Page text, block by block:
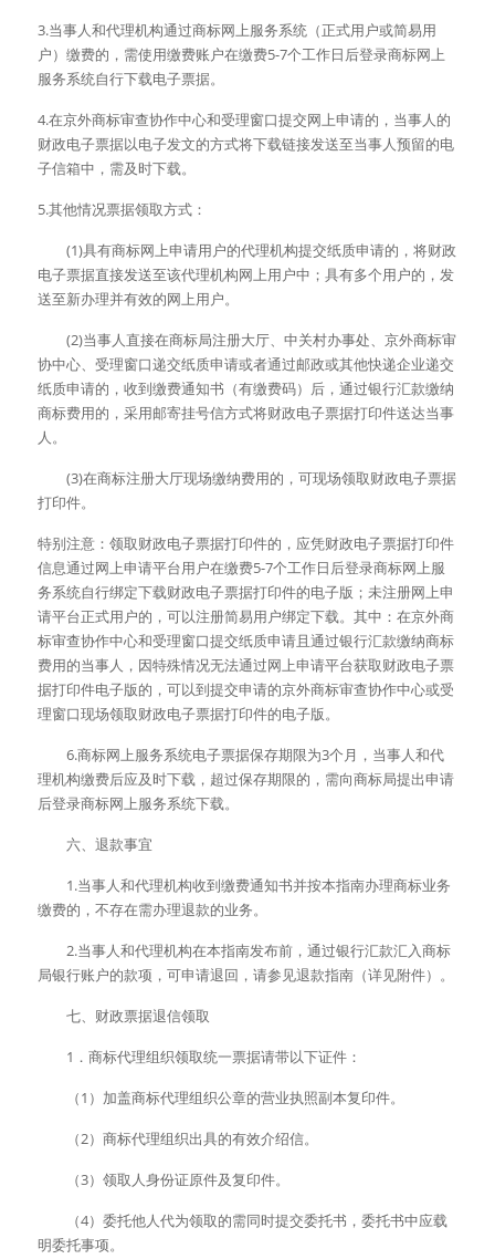
3.当事人和代理机构通过商标网上服务系统（正式用户或简易用
户）缴费的，需使用缴费账户在缴费5-7个工作日后登录商标网上
服务系统自行下载电子票据。
4.在京外商标审查协作中心和受理窗口提交网上申请的，当事人的
财政电子票据以电子发文的方式将下载链接发送至当事人预留的电
子信箱中，需及时下载。
5.其他情况票据领取方式：
(1)具有商标网上申请用户的代理机构提交纸质申请的，将财政
电子票据直接发送至该代理机构网上用户中；具有多个用户的，发
送至新办理并有效的网上用户。
(2)当事人直接在商标局注册大厅、中关村办事处、京外商标审
协中心、受理窗口递交纸质申请或者通过邮政或其他快递企业递交
纸质申请的，收到缴费通知书（有缴费码）后，通过银行汇款缴纳
商标费用的，采用邮寄挂号信方式将财政电子票据打印件送达当事
人。
(3)在商标注册大厅现场缴纳费用的，可现场领取财政电子票据
打印件。
特别注意：领取财政电子票据打印件的，应凭财政电子票据打印件
信息通过网上申请平台用户在缴费5-7个工作日后登录商标网上服
务系统自行绑定下载财政电子票据打印件的电子版；未注册网上申
请平台正式用户的，可以注册简易用户绑定下载。其中：在京外商
标审查协作中心和受理窗口提交纸质申请且通过银行汇款缴纳商标
费用的当事人，因特殊情况无法通过网上申请平台获取财政电子票
据打印件电子版的，可以到提交申请的京外商标审查协作中心或受
理窗口现场领取财政电子票据打印件的电子版。
6.商标网上服务系统电子票据保存期限为3个月，当事人和代
理机构缴费后应及时下载，超过保存期限的，需向商标局提出申请
后登录商标网上服务系统下载。
六、退款事宜
1.当事人和代理机构收到缴费通知书并按本指南办理商标业务
缴费的，不存在需办理退款的业务。
2.当事人和代理机构在本指南发布前，通过银行汇款汇入商标
局银行账户的款项，可申请退回，请参见退款指南（详见附件）。
七、财政票据退信领取
1．商标代理组织领取统一票据请带以下证件：
（1）加盖商标代理组织公章的营业执照副本复印件。
（2）商标代理组织出具的有效介绍信。
（3）领取人身份证原件及复印件。
（4）委托他人代为领取的需同时提交委托书，委托书中应载
明委托事项。